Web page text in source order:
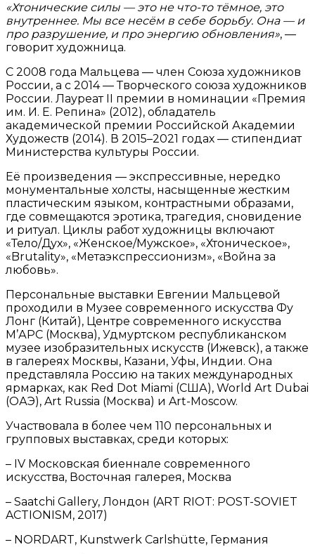
«Хтонические силы — это не что-то тёмное, это
внутреннее. Мы все несём в себе борьбу. Она — и
про разрушение, и про энергию обновления», —
говорит художница.
С 2008 года Мальцева — член Союза художников
России, а с 2014 — Творческого союза художников
России. Лауреат II премии в номинации «Премия
им. И. Е. Репина» (2012), обладатель
академической премии Российской Академии
Художеств (2014). В 2015–2021 годах — стипендиат
Министерства культуры России.
Её произведения — экспрессивные, нередко
монументальные холсты, насыщенные жестким
пластическим языком, контрастными образами,
где совмещаются эротика, трагедия, сновидение
и ритуал. Циклы работ художницы включают
«Тело/Дух», «Женское/Мужское», «Хтоническое»,
«Brutality», «Метаэкспрессионизм», «Война за
любовь».
Персональные выставки Евгении Мальцевой
проходили в Музее современного искусства Фу
Лонг (Китай), Центре современного искусства
М’АРС (Москва), Удмуртском республиканском
музее изобразительных искусств (Ижевск), а также
в галереях Москвы, Казани, Уфы, Индии. Она
представляла Россию на таких международных
ярмарках, как Red Dot Miami (США), World Art Dubai
(ОАЭ), Art Russia (Москва) и Art-Moscow.
Участвовала в более чем 110 персональных и
групповых выставках, среди которых:
– IV Московская биеннале современного
искусства, Восточная галерея, Москва
– Saatchi Gallery, Лондон (ART RIOT: POST-SOVIET
ACTIONISM, 2017)
– NORDART, Kunstwerk Carlshütte, Германия